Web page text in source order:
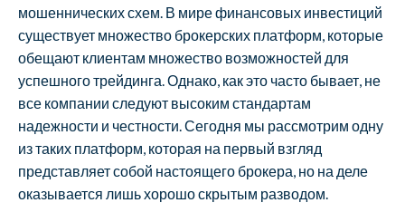
мошеннических схем. В мире финансовых инвестиций
существует множество брокерских платформ, которые
обещают клиентам множество возможностей для
успешного трейдинга. Однако, как это часто бывает, не
все компании следуют высоким стандартам
надежности и честности. Сегодня мы рассмотрим одну
из таких платформ, которая на первый взгляд
представляет собой настоящего брокера, но на деле
оказывается лишь хорошо скрытым разводом.